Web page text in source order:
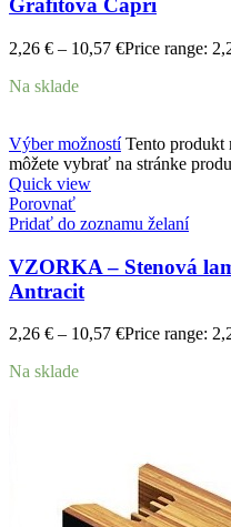
Grafitová Capri
2,26 € – 10,57 €Price range:
Na sklade
Výber možností Tento produkt
môžete vybrať na stránke
Quick view
Porovnať
Pridať do zoznamu želaní
VZORKA – Stenová
Antracit
2,26 € – 10,57 €Price range:
Na sklade